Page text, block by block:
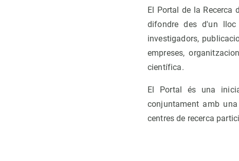
El Portal de la Recerca
difondre des d'un
investigadors,
empreses,
científica.
El Portal és una
conjuntament amb
centres de recerca